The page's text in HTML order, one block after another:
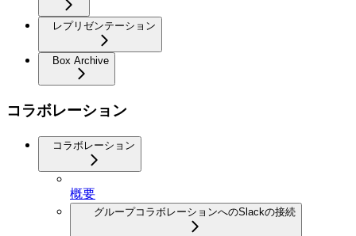
レプリゼンテーション
Box Archive
コラボレーション
コラボレーション
概要
グループコラボレーションへのSlackの接続